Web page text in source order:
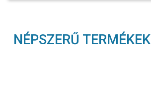
NÉPSZERŰ TERMÉKEK